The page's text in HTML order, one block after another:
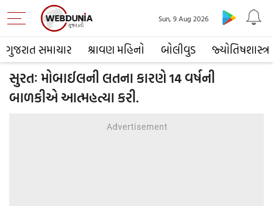
ગુજરાત સમાચાર શ્રાવણ મહિનો બોલીવુડ જ્યોતિષશાસ્ત્ર
Sun, 9 Aug 2026
સુરતઃ મોબાઈલની લતના કારણે 14 વર્ષની
બાળકીએ આત્મહત્યા કરી.